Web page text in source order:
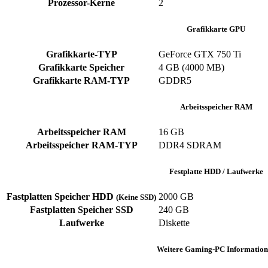
Prozessor-Kerne ‎2
Grafikkarte GPU
Grafikkarte-TYP
GeForce GTX 750 Ti
Grafikkarte Speicher
‎4 GB (4000 MB)
Grafikkarte RAM-TYP
‎GDDR5
Arbeitsspeicher RAM
Arbeitsspeicher RAM
‎16 GB
Arbeitsspeicher RAM-TYP
‎DDR4 SDRAM
Festplatte HDD / Laufwerke
Fastplatten Speicher HDD (Keine SSD) 2000 GB
Fastplatten Speicher SSD
240 GB
Laufwerke
‎Diskette
Weitere Gaming-PC